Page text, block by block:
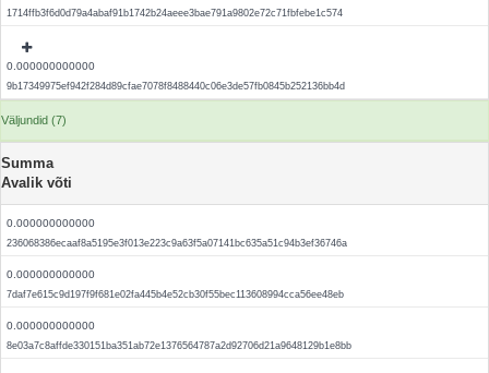
1714ffb3f6d0d79a4abaf91b1742b24aeee3bae791a9802e72c71fbfebe1c574
0.000000000000
9b17349975ef942f284d89cfae7078f8488440c06e3de57fb0845b252136bb4d
Väljundid (7)
Summa
Avalik võti
0.000000000000
236068386ecaaf8a5195e3f013e223c9a63f5a07141bc635a51c94b3ef36746a
0.000000000000
7daf7e615c9d197f9f681e02fa445b4e52cb30f55bec113608994cca56ee48eb
0.000000000000
8e03a7c8affde330151ba351ab72e1376564787a2d92706d21a9648129b1e8bb